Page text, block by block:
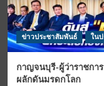
ข่าวประชาสัมพันธ์ ในป
กาญจนบุรี-ผู้ว่าราชกา
ผลักดันมรดกโลก